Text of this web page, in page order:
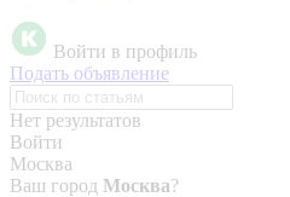
Войти в профиль
Подать объявление
Нет результатов
Войти
Москва
Ваш город Москва?